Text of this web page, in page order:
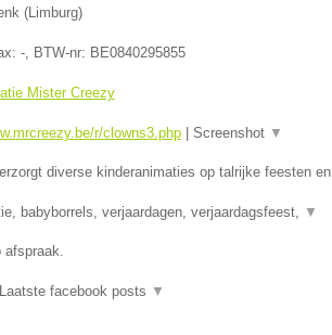
(Limburg)
-, BTW-nr: BE0840295855
Mister Creezy
r/clowns3.php| Screenshot ▼
diverse kinderanimaties op talrijke feesten en
babyborrels, verjaardagen, verjaardagsfeest, ▼
afspraak.
Laatste facebook posts ▼